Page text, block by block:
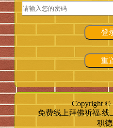
登
重
Copyright ©
免费线上拜佛祈福,线
积